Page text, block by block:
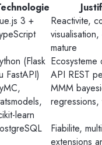
3 +
Reactivite,
mature
(Flask
FastAPI)
Ecosysteme
API REST
learn
MMM
regressions,
Fiabilite,
extensions